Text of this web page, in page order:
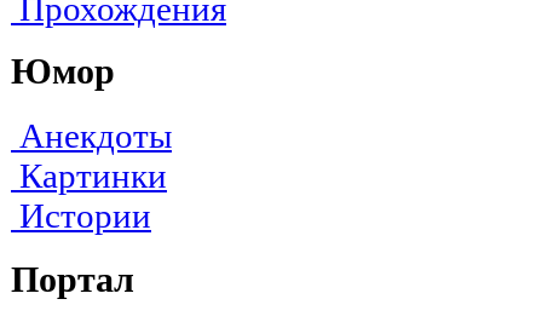
Прохождения
Юмор
Анекдоты
Картинки
Истории
Портал